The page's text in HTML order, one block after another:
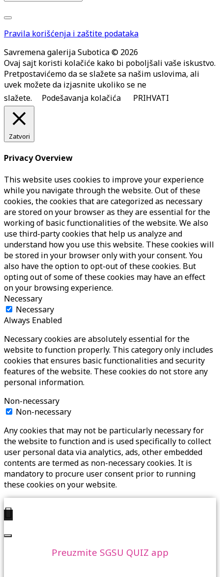
Pravila korišćenja i zaštite podataka
Savremena galerija Subotica © 2026
Ovaj sajt koristi kolačiće kako bi poboljšali vaše iskustvo.
Pretpostavićemo da se slažete sa našim uslovima, ali
uvek možete da izjasnite ukoliko se ne
slažete.
Podešavanja kolačića PRIHVATI
Zatvori
Privacy Overview
This website uses cookies to improve your experience
while you navigate through the website. Out of these
cookies, the cookies that are categorized as necessary
are stored on your browser as they are essential for the
working of basic functionalities of the website. We also
use third-party cookies that help us analyze and
understand how you use this website. These cookies will
be stored in your browser only with your consent. You
also have the option to opt-out of these cookies. But
opting out of some of these cookies may have an effect
on your browsing experience.
Necessary
Necessary
Always Enabled
Necessary cookies are absolutely essential for the
website to function properly. This category only includes
cookies that ensures basic functionalities and security
features of the website. These cookies do not store any
personal information.
Non-necessary
Non-necessary
Any cookies that may not be particularly necessary for
the website to function and is used specifically to collect
user personal data via analytics, ads, other embedded
contents are termed as non-necessary cookies. It is
mandatory to procure user consent prior to running
these cookies on your website.
Preuzmite SGSU QUIZ app